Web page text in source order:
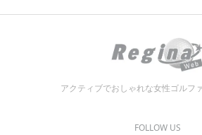
アクティブでおしゃれな女性ゴルフ
FOLLOW US